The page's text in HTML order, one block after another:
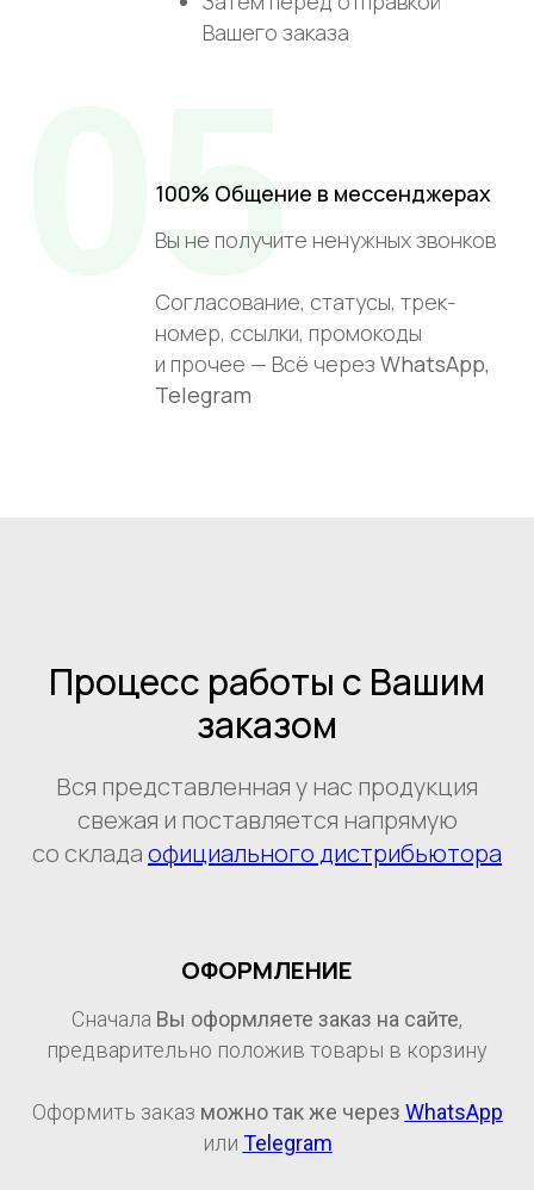
Вашего заказа
100% Общение в мессенджерах
Вы не получите ненужных звонков
Согласование, статусы, трек-
номер, ссылки, промокоды
и прочее — Всё через WhatsApp,
Telegram
05
Процесс работы с Вашим
заказом
Вся представленная у нас продукция
свежая и поставляется напрямую
со складаофициального дистрибьютора
ОФОРМЛЕНИЕ
Сначала Вы оформляете заказ на сайте,
предварительно положив товары в корзину
Оформить заказ можно так же через WhatsApp
или Telegram